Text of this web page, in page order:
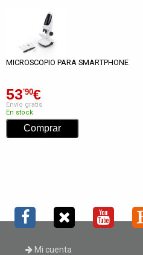
MICROSCOPIO PARA SMARTPHONE
53'90€
Envío gratis
En stock
Mi cuenta